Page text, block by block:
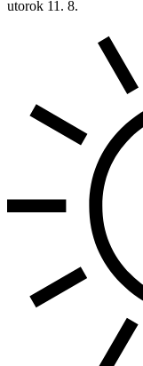
utorok 11. 8.